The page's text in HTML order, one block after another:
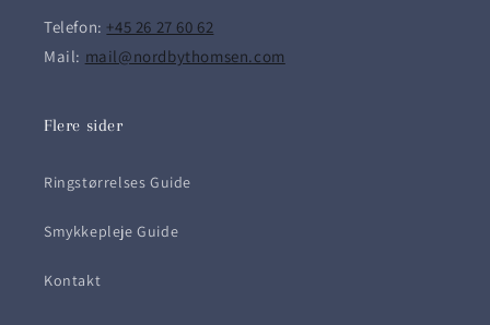
Telefon: +45 26 27 60 62
Mail: mail@nordbythomsen.com
Flere sider
Ringstørrelses Guide
Smykkepleje Guide
Kontakt